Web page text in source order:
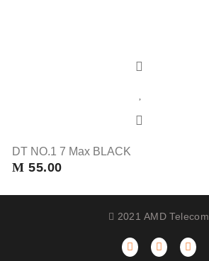
DT NO.1 7 Max BLACK
M 55.00
2021 AMD Telecom